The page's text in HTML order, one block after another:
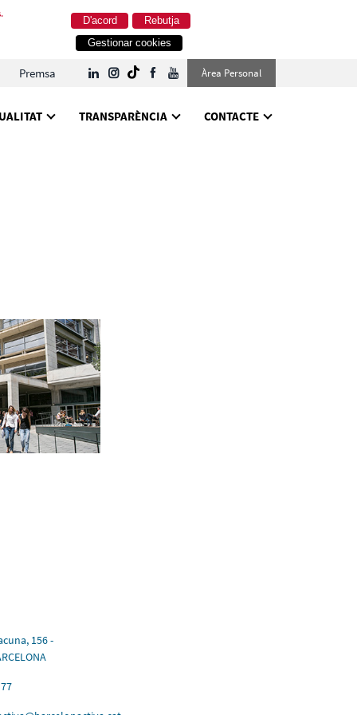
Rebutja
D'acord
Gestionar cookies
Premsa Àrea Personal
TRANSPARÈNCIA CONTACTE
156 -